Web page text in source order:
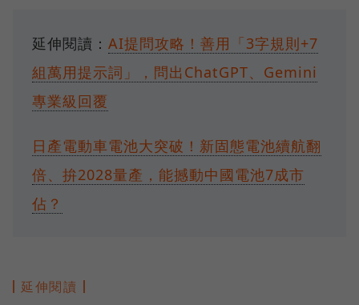
延伸閱讀： AI提問攻略！善用「3字規則+7
組萬用提示詞」，問出ChatGPT、Gemini
專業級回覆
日產電動車電池大突破！新固態電池續航翻
倍、拚2028量產，能撼動中國電池7成市
佔？
延伸閱讀